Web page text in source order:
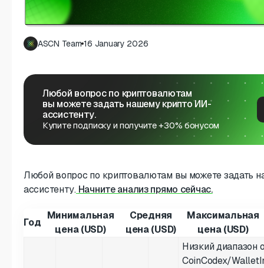
ASCN Team 16 January 2026
Любой вопрос по криптовалютам
вы можете задать нашему крипто ИИ-
ассистенту.
Купите подписку и получите +30% бонусом
Любой вопрос по криптовалютам вы можете задать
ассистенту.Начните анализ прямо сейчас.
Год
Минимальная
цена (USD)
Средняя
цена (USD)
Максимальная
цена (USD)
Низкий диапазон
CoinCodex/